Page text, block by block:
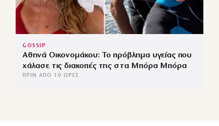
GOSSIP
Αθηνά Οικονομάκου: Το πρόβλημα υγείας που
χάλασε τις διακοπές της στα Μπόρα Μπόρα
ΠΡΙΝ ΑΠΌ 10 ΏΡΕΣ